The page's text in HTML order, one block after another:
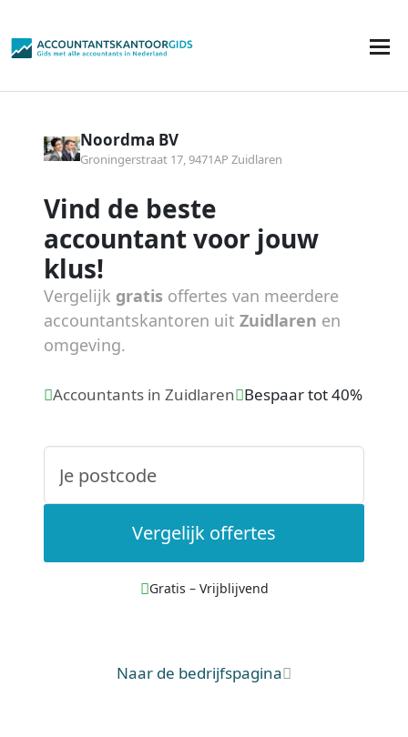
Noordma BV
Groningerstraat 17, 9471AP Zuidlaren
Vind de beste
accountant voor jouw
klus!
Vergelijk gratis offertes van meerdere
accountantskantoren uit Zuidlaren en
omgeving.
Accountants in Zuidlaren Bespaar tot 40%
Vergelijk offertes
Gratis – Vrijblijvend
Naar de bedrijfspagina